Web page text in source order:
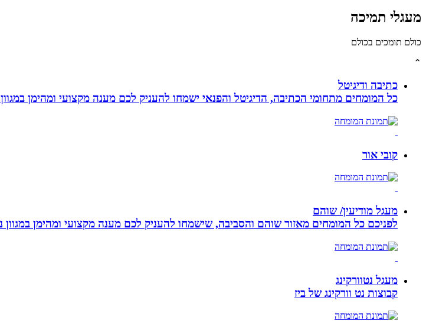
מעגלי תמיכה
כולם תומכים בכולם
⌃
כתיבה ודיגיטל
כל המומחים מתחומי הכתיבה, הדיגיטל והפנאי ישמחו להעניק לכם מענה מקצועי ומהימן
קובי אור
מעגל מודיעין/ שוהם
לפניכם כל המומחים מאזור שוהם והסביבה, שישמחו להעניק לכם מענה מקצועי ומהימן במגוון
מעגל נטוורקינג
קבוצות נט וורקינג של ביז